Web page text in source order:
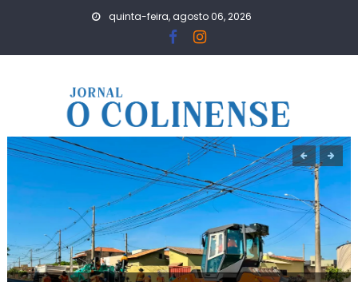
quinta-feira, agosto 06, 2026